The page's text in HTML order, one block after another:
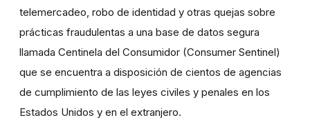
telemercadeo, robo de identidad y otras quejas sobre
prácticas fraudulentas a una base de datos segura
llamada Centinela del Consumidor (Consumer Sentinel)
que se encuentra a disposición de cientos de agencias
de cumplimiento de las leyes civiles y penales en los
Estados Unidos y en el extranjero.